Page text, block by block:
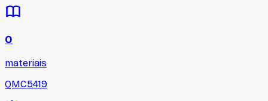
0
materiais
QMC5419